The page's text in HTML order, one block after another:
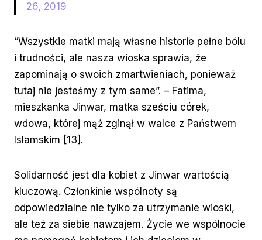
26, 2019
“Wszystkie matki mają własne historie pełne bólu
i trudności, ale nasza wioska sprawia, że
zapominają o swoich zmartwieniach, ponieważ
tutaj nie jesteśmy z tym same”. – Fatima,
mieszkanka Jinwar, matka sześciu córek,
wdowa, której mąż zginął w walce z Państwem
Islamskim [13].
Solidarność jest dla kobiet z Jinwar wartością
kluczową. Członkinie wspólnoty są
odpowiedzialne nie tylko za utrzymanie wioski,
ale też za siebie nawzajem. Życie we wspólnocie